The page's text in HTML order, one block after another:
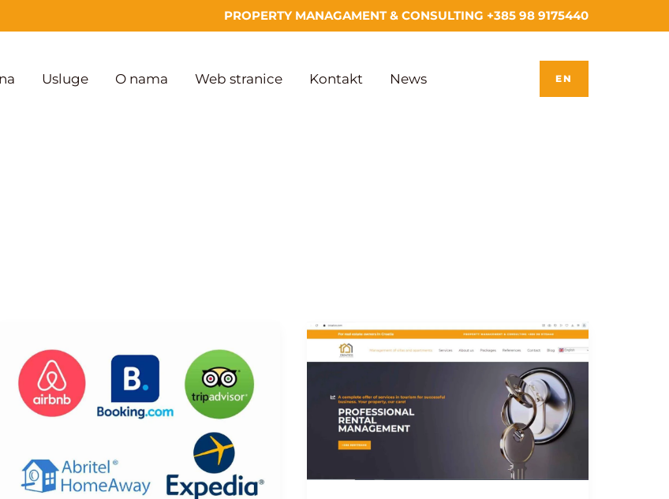
PROPERTY MANAGAMENT & CONSULTING +385 98 9175440
Usluge O nama Web stranice Kontakt News EN
Stručno
Vođenje
Iznajmljivanja.
se
za
Croatico
Rental
Management:
Taking